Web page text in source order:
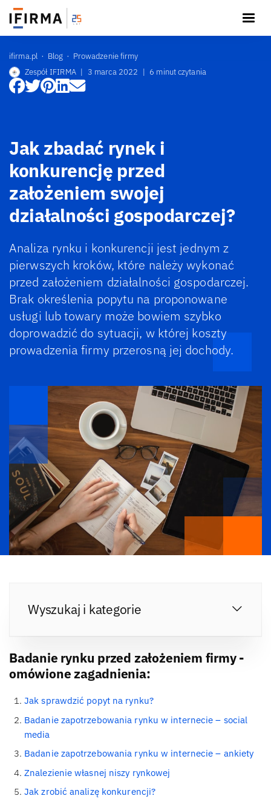
ifirma.pl Blog
Prowadzenie firmy
Zespół IFIRMA | 3 marca 2022 | 6 minut czytania
Jak zbadać rynek i
konkurencję przed
założeniem swojej
działalności gospodarczej?
Analiza rynku i konkurencji jest jednym z
pierwszych kroków, które należy wykonać
przed założeniem działalności gospodarczej.
Brak określenia popytu na proponowane
usługi lub towary może bowiem szybko
doprowadzić do sytuacji, w której koszty
prowadzenia firmy przerosną jej dochody.
Wyszukaj i kategorie
Badanie rynku przed założeniem firmy -
omówione zagadnienia:
Jak sprawdzić popyt na rynku?
Badanie zapotrzebowania rynku w internecie – social
media
Badanie zapotrzebowania rynku w internecie – ankiety
Znalezienie własnej niszy rynkowej
Jak zrobić analizę konkurencji?